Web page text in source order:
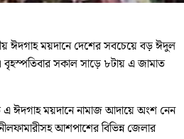
ঈদগাহ ময়দানে দেশের সবচেয়ে বড় ঈদুল
সকাল সাড়ে ৮টায় এ জামাত
ঈদগাহ ময়দানে নামাজ আদায়ে অংশ নেন
আশপাশের বিভিন্ন জেলার